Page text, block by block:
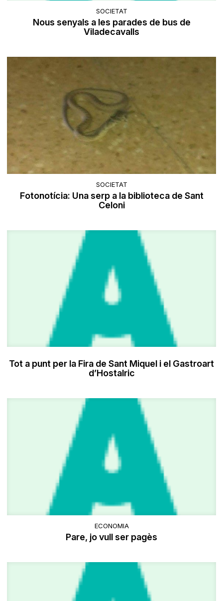
SOCIETAT
Nous senyals a les parades de bus de
Viladecavalls
SOCIETAT
Fotonotícia: Una serp a la biblioteca de Sant
Celoni
Tot a punt per la Fira de Sant Miquel i el Gastroart
d’Hostalric
ECONOMIA
Pare, jo vull ser pagès